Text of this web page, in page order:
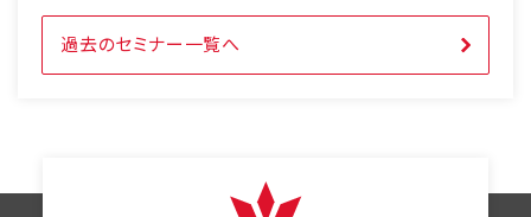
過去のセミナー一覧へ